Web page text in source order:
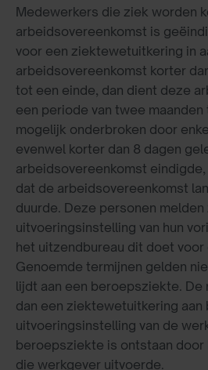
Medewerkers die ziek worden
arbeidsovereenkomst is
voor een ziektewetuitkering in
arbeidsovereenkomst korter
tot een einde, dan dient deze
een periode van twee
mogelijk onderbroken door
evenwel korter dan 8 dagen
arbeidsovereenkomst
dat de arbeidsovereenkomst
duurde. Deze personen
uitvoeringsinstelling van hun
het uitzendbureau dit doet
Genoemde termijnen gelden
lijdt aan een beroepsziekte. De
dan een ziektewetuitkering aan
uitvoeringsinstelling van de
beroepsziekte is ontstaan door
die werkgever uitvoerde.